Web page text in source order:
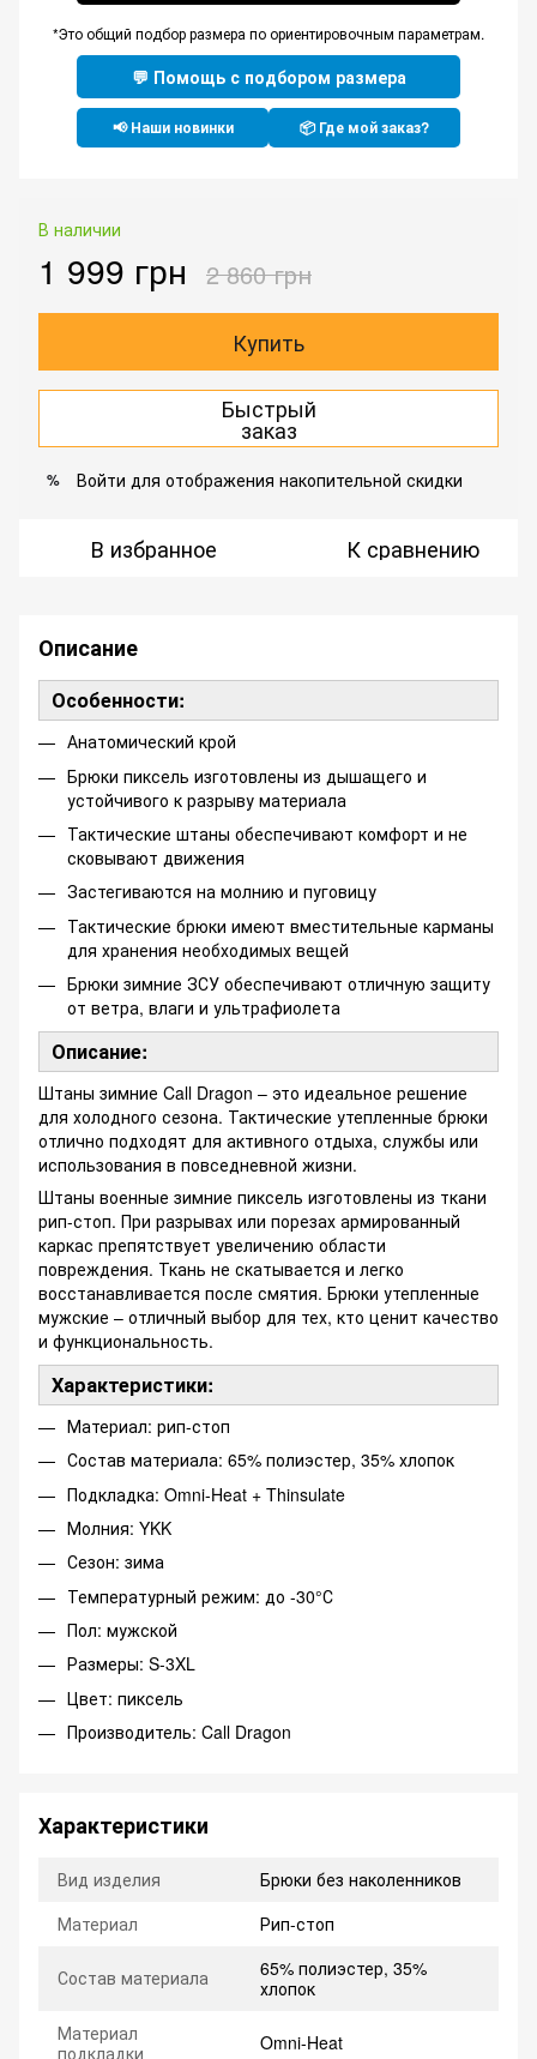
*Это общий подбор размера по ориентировочным параметрам.
💬 Помощь с подбором размера
📢 Наши новинки 📦 Где мой заказ?
В наличии
1 999 грн 2 860 грн
Купить
Быстрый
заказ
% Войти для отображения накопительной скидки
В избранное К сравнению
Описание
Особенности:
Анатомический крой
Брюки пиксель изготовлены из дышащего и
устойчивого к разрыву материала
Тактические штаны обеспечивают комфорт и не
сковывают движения
Застегиваются на молнию и пуговицу
Тактические брюки имеют вместительные карманы
для хранения необходимых вещей
Брюки зимние ЗСУ обеспечивают отличную защиту
от ветра, влаги и ультрафиолета
Описание:
Штаны зимние Call Dragon – это идеальное решение
для холодного сезона. Тактические утепленные брюки
отлично подходят для активного отдыха, службы или
использования в повседневной жизни.
Штаны военные зимние пиксель изготовлены из ткани
рип-стоп. При разрывах или порезах армированный
каркас препятствует увеличению области
повреждения. Ткань не скатывается и легко
восстанавливается после смятия. Брюки утепленные
мужские – отличный выбор для тех, кто ценит качество
и функциональность.
Характеристики:
Материал: рип-стоп
Состав материала: 65% полиэстер, 35% хлопок
Подкладка: Omni-Heat + Thinsulate
Молния: YKK
Сезон: зима
Температурный режим: до -30°С
Пол: мужской
Размеры: S-3XL
Цвет: пиксель
Производитель: Call Dragon
Характеристики
Вид изделия
Брюки без наколенников
Материал
Рип-стоп
Состав материала
65% полиэстер, 35%
хлопок
Материал
подкладки
Omni-Heat